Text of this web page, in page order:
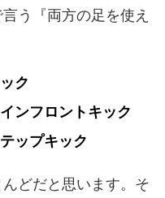
う『両方の足を使え
ク
ンフロントキック
ップキック
どだと思います。そ